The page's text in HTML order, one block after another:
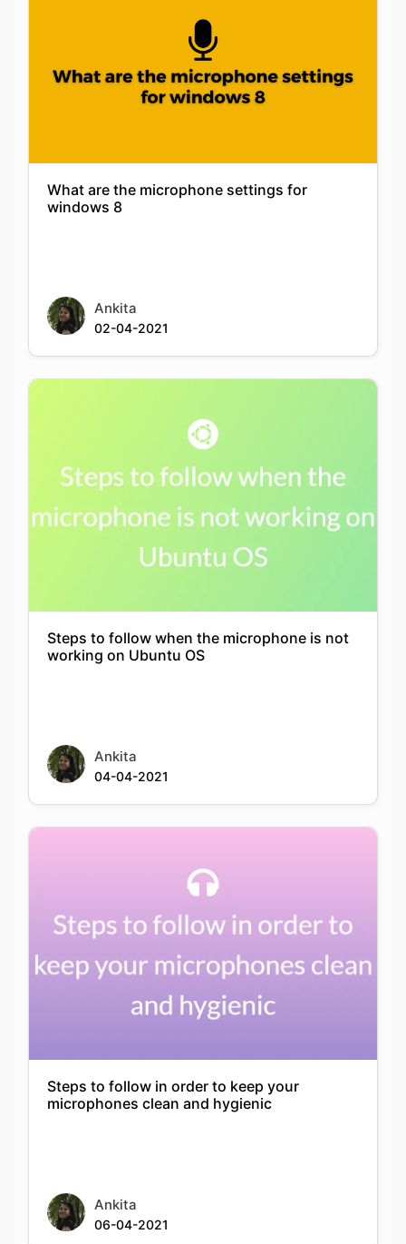
What are the microphone settings for
windows 8
Ankita
02-04-2021
Steps to follow when the microphone is not
working on Ubuntu OS
Ankita
04-04-2021
Steps to follow in order to keep your
microphones clean and hygienic
Ankita
06-04-2021